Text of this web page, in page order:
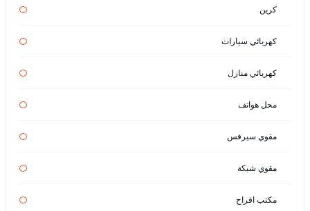
كرين
كهربائي سيارات
كهربائي منازل
محل هواتف
مقوي سيرفس
مقوي شبكة
مكتب افراح